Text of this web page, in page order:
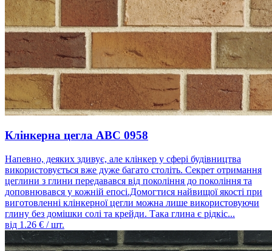
Клінкерна цегла ABC 0958
Напевно, деяких здивує, але клінкер у сфері будівництва
використовується вже дуже багато століть. Секрет отримання
цеглини з глини передавався від покоління до покоління та
доповнювався у кожній епосі.Домогтися найвищої якості при
виготовленні клінкерної цегли можна лише використовуючи
глину без домішки солі та крейди. Така глина є рідкіс...
від 1.26 € / шт.